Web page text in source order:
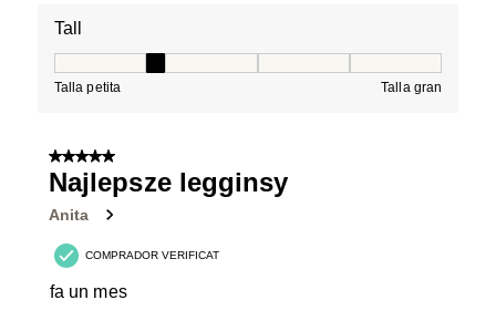
Tall
Talla petita Talla gran
5 de 5 estrelles.
Najlepsze legginsy
Anita
COMPRADOR VERIFICAT
fa un mes